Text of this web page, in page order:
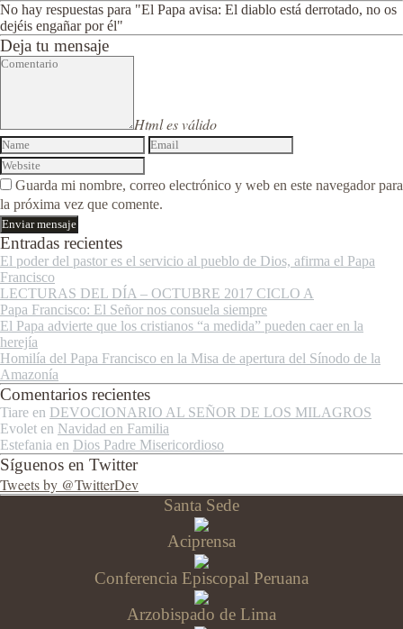
No hay respuestas para "El Papa avisa: El diablo está derrotado, no os
dejéis engañar por él"
Deja tu mensaje
Html es válido
Guarda mi nombre, correo electrónico y web en este navegador para
la próxima vez que comente.
Entradas recientes
El poder del pastor es el servicio al pueblo de Dios, afirma el Papa
Francisco
LECTURAS DEL DÍA – OCTUBRE 2017 CICLO A
Papa Francisco: El Señor nos consuela siempre
El Papa advierte que los cristianos “a medida” pueden caer en la
herejía
Homilía del Papa Francisco en la Misa de apertura del Sínodo de la
Amazonía
Comentarios recientes
Tiare en DEVOCIONARIO AL SEÑOR DE LOS MILAGROS
Evolet en Navidad en Familia
Estefania en Dios Padre Misericordioso
Síguenos en Twitter
Tweets by @TwitterDev
Santa Sede
Aciprensa
Conferencia Episcopal Peruana
Arzobispado de Lima